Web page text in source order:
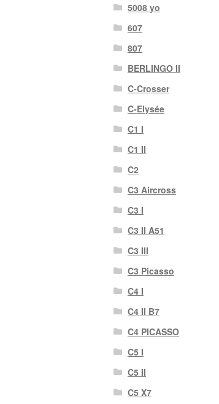
5008 yo
607
807
BERLINGO II
C-Crosser
C-Elysée
C1 I
C1 II
C2
C3 Aircross
C3 I
C3 II A51
C3 III
C3 Picasso
C4 I
C4 II B7
C4 PICASSO
C5 I
C5 II
C5 X7